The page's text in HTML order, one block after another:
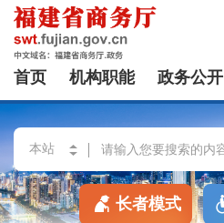
首页 机构职能 政务公开
长者模式